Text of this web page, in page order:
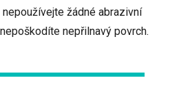
žádné abrazivní
nepřilnavý povrch.